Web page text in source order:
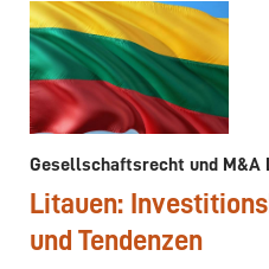
Gesellschaftsrecht und M&A
Litauen:
und Tendenzen